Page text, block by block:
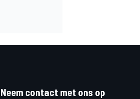
Neem contact met ons op